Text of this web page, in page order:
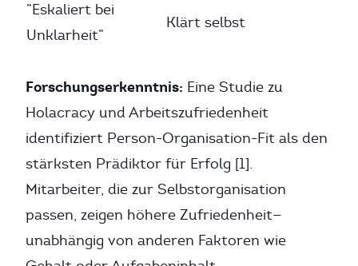
”Eskaliert bei
Unklarheit”
Klärt selbst
Forschungserkenntnis: Eine Studie zu
Holacracy und Arbeitszufriedenheit
identifiziert Person-Organisation-Fit als den
stärksten Prädiktor für Erfolg [1].
Mitarbeiter, die zur Selbstorganisation
passen, zeigen höhere Zufriedenheit—
unabhängig von anderen Faktoren wie